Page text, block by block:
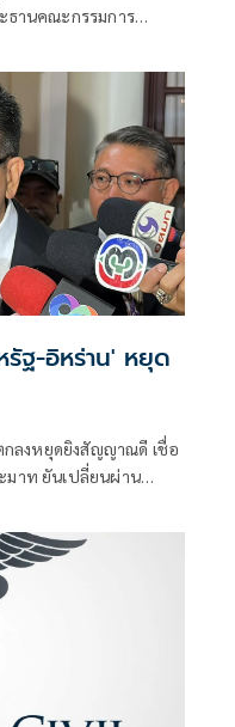
ธานคณะกรรมการ
ฐ-อิหร่าน' หยุด
ลงหยุดยิงสัญญาณดี เชื่อ
มาท ยันเปลี่ยนผ่าน